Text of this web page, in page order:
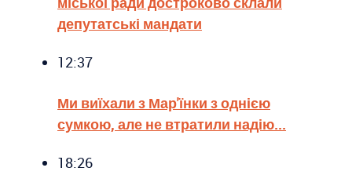
депутатські мандати
12:37
Ми виїхали з Мар'їнки з однією
сумкою, але не втратили надію...
18:26